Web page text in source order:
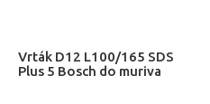
Vrták D12 L100/165 SDS
Plus 5 Bosch do muriva